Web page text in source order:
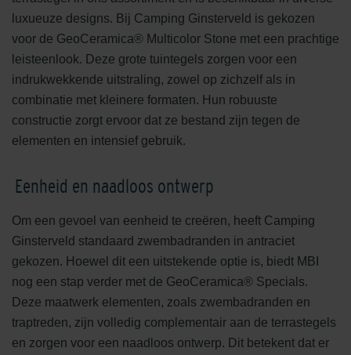
luxueuze designs. Bij Camping Ginsterveld is gekozen
voor de GeoCeramica® Multicolor Stone met een prachtige
leisteenlook. Deze grote tuintegels zorgen voor een
indrukwekkende uitstraling, zowel op zichzelf als in
combinatie met kleinere formaten. Hun robuuste
constructie zorgt ervoor dat ze bestand zijn tegen de
elementen en intensief gebruik.
Eenheid en naadloos ontwerp
Om een gevoel van eenheid te creëren, heeft Camping
Ginsterveld standaard zwembadranden in antraciet
gekozen. Hoewel dit een uitstekende optie is, biedt MBI
nog een stap verder met de GeoCeramica® Specials.
Deze maatwerk elementen, zoals zwembadranden en
traptreden, zijn volledig complementair aan de terrastegels
en zorgen voor een naadloos ontwerp. Dit betekent dat er